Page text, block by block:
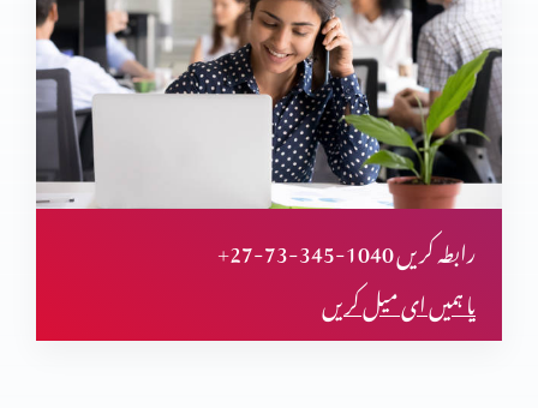
انبیاء و بزرگ – عزرا نبی – ملاکی
آخیر زمانہ اور ابلیس کا خاتمہ
آخیر زمانہ اور بابل کی تباہی
+27-73-345-1040 رابطہ کریں
یا ہمیں ای میل کریں